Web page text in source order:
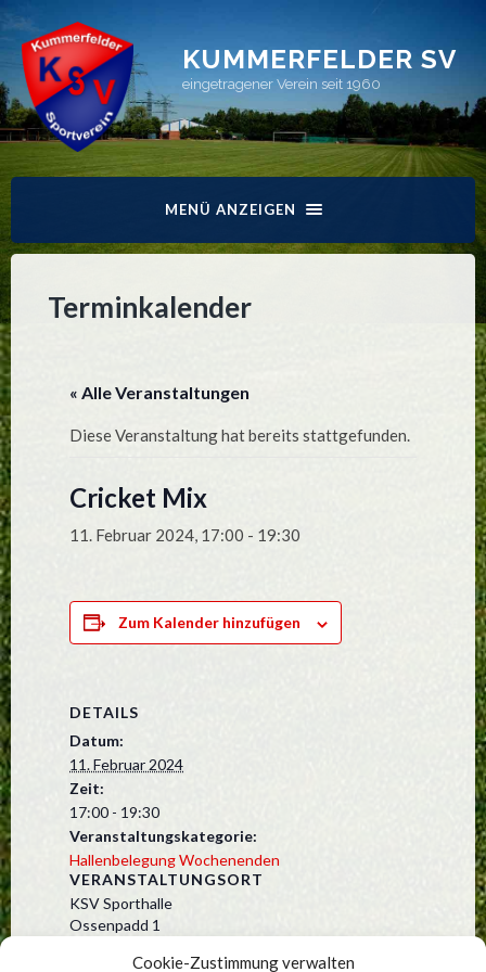
Cookie-Zustimmung verwalten
KUMMERFELDER SV
eingetragener Verein seit 1960
MENÜ ANZEIGEN
Terminkalender
« Alle Veranstaltungen
Diese Veranstaltung hat bereits stattgefunden.
Cricket Mix
11. Februar 2024, 17:00 - 19:30
Zum Kalender hinzufügen
DETAILS
Datum:
11. Februar 2024
Zeit:
17:00 - 19:30
Veranstaltungskategorie:
Hallenbelegung Wochenenden
VERANSTALTUNGSORT
KSV Sporthalle
Ossenpadd 1
Kummerfeld
25495 Deutschland